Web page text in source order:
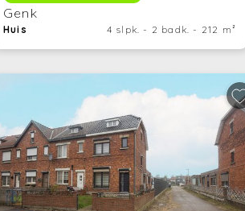
Genk
Huis 4 slpk. - 2 badk. - 212 m²